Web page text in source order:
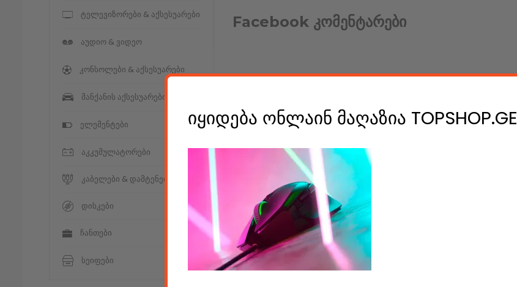
Facebook კომენტარები
Leave A Comment
კომენტარის დასატოვებლად უნდა გაიაროთ
ტელევიზორები & აქსესუარები
აუდიო & ვიდეო
კონსოლები & აქსესუარები
მანქანის აქსესუარები
ელემენტები
აკკუმულატორები
კაბელები & დამტენები
დისკები
ჩანთები
სეიფები
იყიდება ონლაინ მაღაზია TOPSHOP.GE